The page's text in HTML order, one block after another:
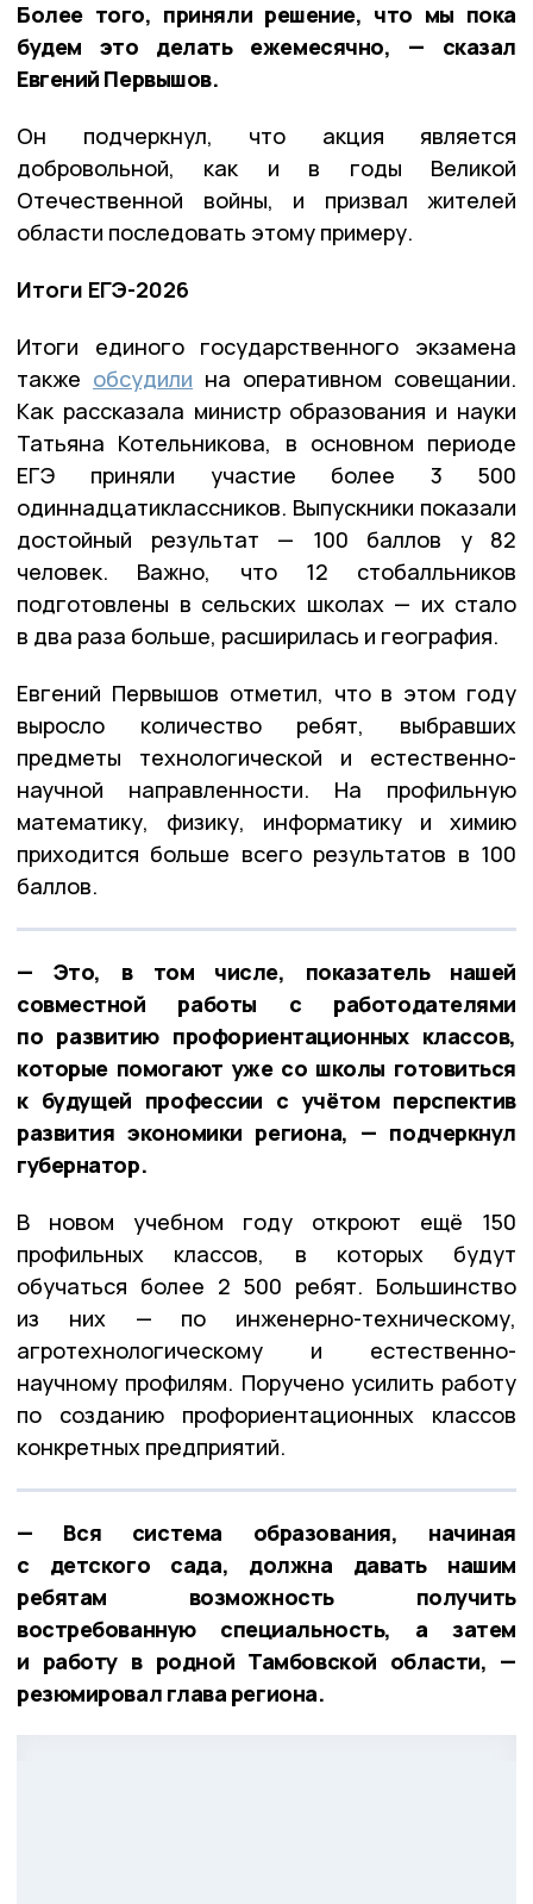
Более того, приняли решение, что мы пока
будем это делать ежемесячно, — сказал
Евгений Первышов.
Он подчеркнул, что акция является
добровольной, как и в годы Великой
Отечественной войны, и призвал жителей
области последовать этому примеру.
Итоги ЕГЭ-2026
Итоги единого государственного экзамена
также обсудили на оперативном совещании.
Как рассказала министр образования и науки
Татьяна Котельникова, в основном периоде
ЕГЭ приняли участие более 3 500
одиннадцатиклассников. Выпускники показали
достойный результат — 100 баллов у 82
человек. Важно, что 12 стобалльников
подготовлены в сельских школах — их стало
в два раза больше, расширилась и география.
Евгений Первышов отметил, что в этом году
выросло количество ребят, выбравших
предметы технологической и естественно-
научной направленности. На профильную
математику, физику, информатику и химию
приходится больше всего результатов в 100
баллов.
— Это, в том числе, показатель нашей
совместной работы с работодателями
по развитию профориентационных классов,
которые помогают уже со школы готовиться
к будущей профессии с учётом перспектив
развития экономики региона, — подчеркнул
губернатор.
В новом учебном году откроют ещё 150
профильных классов, в которых будут
обучаться более 2 500 ребят. Большинство
из них — по инженерно-техническому,
агротехнологическому и естественно-
научному профилям. Поручено усилить работу
по созданию профориентационных классов
конкретных предприятий.
— Вся система образования, начиная
с детского сада, должна давать нашим
ребятам возможность получить
востребованную специальность, а затем
и работу в родной Тамбовской области, —
резюмировал глава региона.